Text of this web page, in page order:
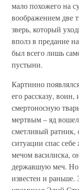
мало похожего на
воображением две
зверь, который
вполз в предание
был всего лишь
пустыни.
Картинно
его рассказу,
смертоносную
мертвым – яд вошел
сметливый
ситуации спас
мечом василиска,
державшую меч.
известен и